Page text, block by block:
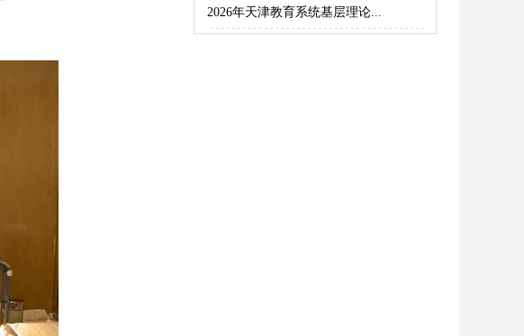
2026年天津教育系统基层理论...